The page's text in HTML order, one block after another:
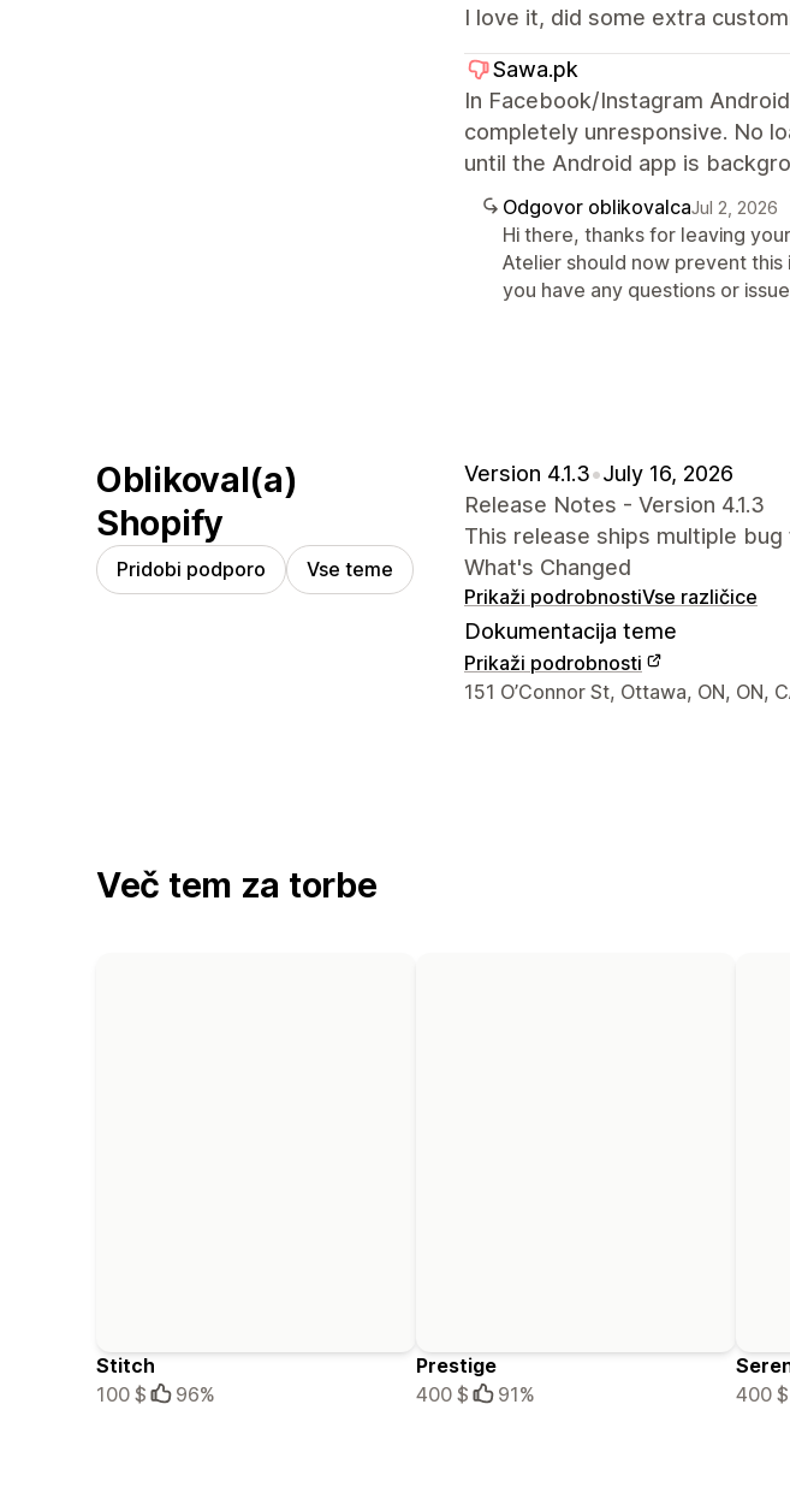
I love it, did some extra
Sawa.pk
In Facebook/Instagram
completely unresponsive. No
until the Android app is
Odgovor oblikovalcaJul 2, 2026
Hi there, thanks for leaving
Atelier should now prevent
you have any questions or
Oblikoval(a)
Shopify
Pridobi podporo Vse teme
Version 4.1.3•July 16, 2026
Release Notes - Version 4.1.3
This release ships multiple
What's Changed
Prikaži podrobnostiVse različice
Dokumentacija teme
Prikaži podrobnosti
Podatki za stik z oblikovalcem
151 O’Connor St, Ottawa, ON, ON,
Več tem za torbe
Stitch
100 $
96%
Prestige
400 $
91%
400 $